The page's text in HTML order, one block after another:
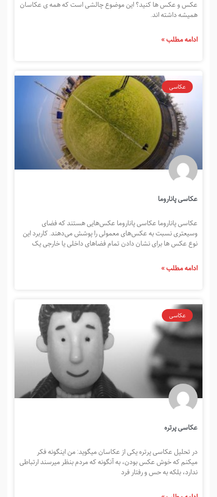
عکس و عکس ها کنید؟ این موضوع چالشی است که همه ی عکاسان
همیشه داشته اند.
ادامه مطلب »
عکاسی
عکاسی پاناروما
عکاسی پاناروما عکاسی پاناروما عکس‌هایی هستند که فضای
وسیعتری نسبت به عکس‌های معمولی را پوشش می‌دهند. کاربرد این
نوع عکس ها برای نشان دادن تمام فضاهای داخلی یا خارجی یک
ادامه مطلب »
عکاسی
عکاسی پرتره
در تحلیل عکاسی پرتره یکی از عکاسان میگوید: من اینگونه فکر
میکنم که خوش عکس بودن، به آنگونه که مردم بنظر میرسند ارتباطی
ندارد، بلکه به حس و رفتار فرد